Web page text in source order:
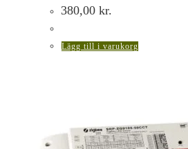
380,00 kr.
Lägg till i varukorg